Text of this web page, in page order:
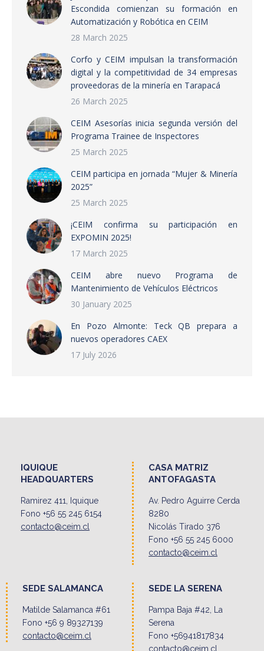
Escondida comienzan su formación en
Automatización y Robótica en CEIM
28 March 2025
Corfo y CEIM impulsan la transformación
digital y la competitividad de 34 empresas
proveedoras de la minería en Tarapacá
26 March 2025
CEIM Asesorías inicia segunda versión del
Programa Trainee de Inspectores
25 March 2025
CEIM participa en jornada “Mujer & Minería
2025”
25 March 2025
¡CEIM confirma su participación en
EXPOMIN 2025!
17 March 2025
CEIM abre nuevo Programa de
Mantenimiento de Vehículos Eléctricos
30 January 2025
En Pozo Almonte: Teck QB prepara a
nuevos operadores CAEX
17 July 2026
IQUIQUE
HEADQUARTERS
Ramirez 411, Iquique
Fono +56 55 245 6154
contacto@ceim.cl
CASA MATRIZ
ANTOFAGASTA
Av. Pedro Aguirre Cerda
8280
Nicolás Tirado 376
Fono +56 55 245 6000
contacto@ceim.cl
SEDE SALAMANCA
Matilde Salamanca #61
Fono +56 9 89327139
contacto@ceim.cl
SEDE LA SERENA
Pampa Baja #42, La
Serena
Fono +56941817834
contacto@ceim.cl